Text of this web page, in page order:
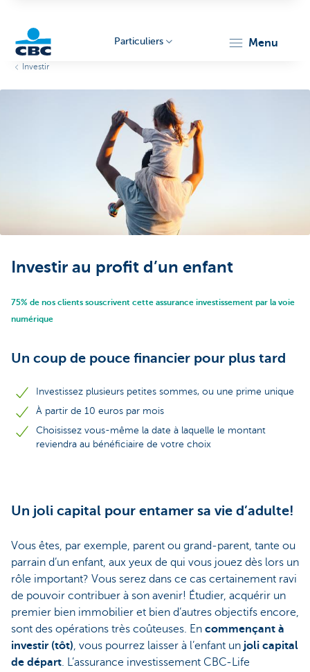
Particuliers menu
Investir
Investir au profit d’un enfant
75% de nos clients souscrivent cette assurance investissement par la voie
numérique
Un coup de pouce financier pour plus tard
Investissez plusieurs petites sommes, ou une prime unique
À partir de 10 euros par mois
Choisissez vous-même la date à laquelle le montant
reviendra au bénéficiaire de votre choix
Un joli capital pour entamer sa vie d’adulte!
Vous êtes, par exemple, parent ou grand-parent, tante ou
parrain d’un enfant, aux yeux de qui vous jouez dès lors un
rôle important? Vous serez dans ce cas certainement ravi
de pouvoir contribuer à son avenir! Étudier, acquérir un
premier bien immobilier et bien d’autres objectifs encore,
sont des opérations très coûteuses. En commençant à
investir (tôt), vous pourrez laisser à l’enfant un joli capital
de départ. L’assurance investissement CBC-Life